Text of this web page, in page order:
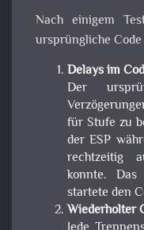
Nach einigem
ursprüngliche
Delays im
Der
für Stufe zu
der ESP
rechtzeitig
konnte. Das
startete den
Wiederholter